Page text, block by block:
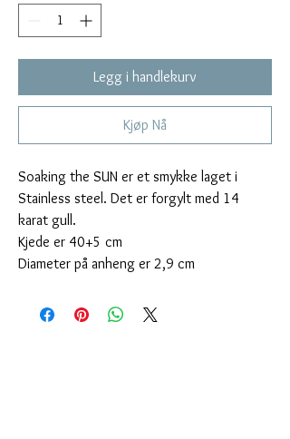
Legg i handlekurv
Kjøp Nå
Soaking the SUN er et smykke laget i
Stainless steel. Det er forgylt med 14
karat gull.
Kjede er 40+5 cm
Diameter på anheng er 2,9 cm